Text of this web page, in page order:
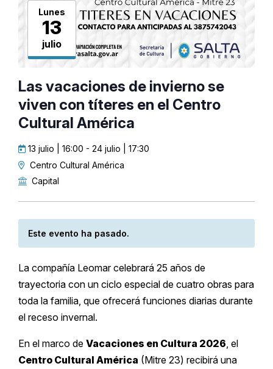
Lunes
13
julio
Las vacaciones de invierno se
viven con títeres en el Centro
Cultural América
13 julio | 16:00 - 24 julio | 17:30
Centro Cultural América
Capital
Este evento ha pasado.
La compañía Leomar celebrará 25 años de
trayectoria con un ciclo especial de cuatro obras para
toda la familia, que ofrecerá funciones diarias durante
el receso invernal.
En el marco de Vacaciones en Cultura 2026, el
Centro Cultural América (Mitre 23) recibirá una